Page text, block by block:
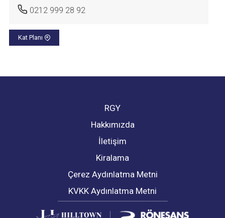
0212 999 28 92
Kat Planı
RGY
Hakkımızda
İletişim
Kiralama
Çerez Aydınlatma Metni
KVKK Aydınlatma Metni